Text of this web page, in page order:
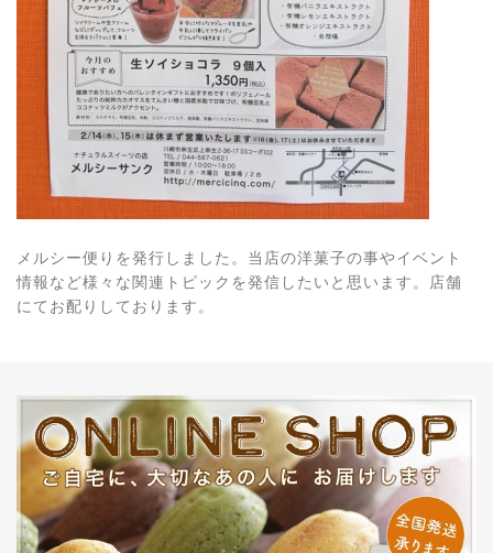
メルシー便りを発行しました。当店の洋菓子の事やイベント
情報など様々な関連トピックを発信したいと思います。店舗
にてお配りしております。